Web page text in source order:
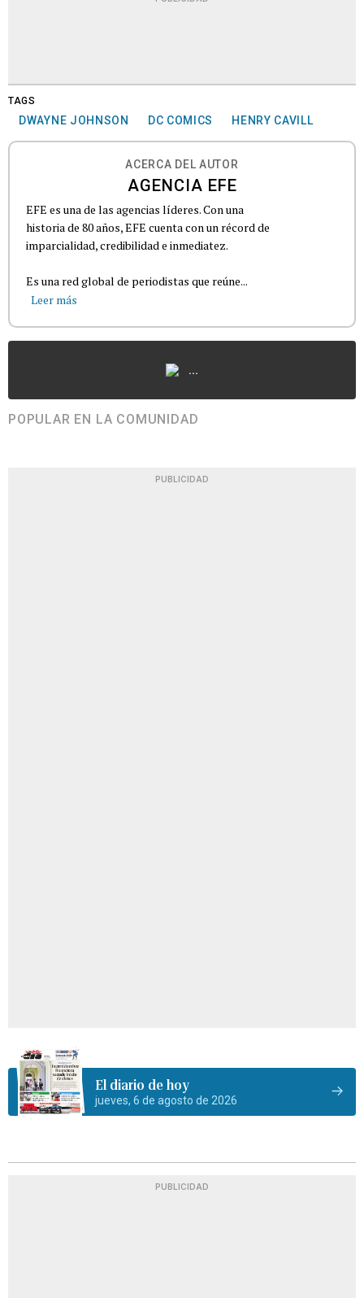
TAGS
DWAYNE JOHNSON DC COMICS HENRY CAVILL
ACERCA DEL AUTOR
AGENCIA EFE
EFE es una de las agencias líderes. Con una
historia de 80 años, EFE cuenta con un récord de
imparcialidad, credibilidad e inmediatez.
Es una red global de periodistas que reúne...
Leer más
...
POPULAR EN LA COMUNIDAD
PUBLICIDAD
El diario de hoy
jueves, 6 de agosto de 2026
PUBLICIDAD